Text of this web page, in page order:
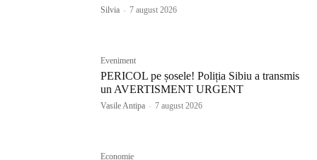
Silvia - 7 august 2026
Eveniment
PERICOL pe șosele! Poliția Sibiu a transmis
un AVERTISMENT URGENT
Vasile Antipa - 7 august 2026
Economie